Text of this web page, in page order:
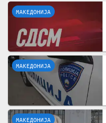
МАКЕДОНИЈА
МАКЕДОНИЈА
МАКЕДОНИЈА